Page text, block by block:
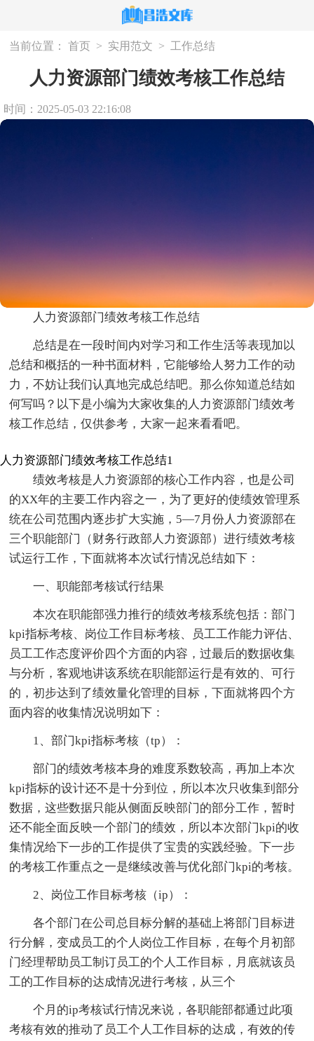
当前位置： 首页 > 实用范文 > 工作总结
人力资源部门绩效考核工作总结
时间：2025-05-03 22:16:08
人力资源部门绩效考核工作总结
总结是在一段时间内对学习和工作生活等表现加以
总结和概括的一种书面材料，它能够给人努力工作的动
力，不妨让我们认真地完成总结吧。那么你知道总结如
何写吗？以下是小编为大家收集的人力资源部门绩效考
核工作总结，仅供参考，大家一起来看看吧。
人力资源部门绩效考核工作总结1
绩效考核是人力资源部的核心工作内容，也是公司
的XX年的主要工作内容之一，为了更好的使绩效管理系
统在公司范围内逐步扩大实施，5—7月份人力资源部在
三个职能部门（财务行政部人力资源部）进行绩效考核
试运行工作，下面就将本次试行情况总结如下：
一、职能部考核试行结果
本次在职能部强力推行的绩效考核系统包括：部门
kpi指标考核、岗位工作目标考核、员工工作能力评估、
员工工作态度评价四个方面的内容，过最后的数据收集
与分析，客观地讲该系统在职能部运行是有效的、可行
的，初步达到了绩效量化管理的目标，下面就将四个方
面内容的收集情况说明如下：
1、部门kpi指标考核（tp）：
部门的绩效考核本身的难度系数较高，再加上本次
kpi指标的设计还不是十分到位，所以本次只收集到部分
数据，这些数据只能从侧面反映部门的部分工作，暂时
还不能全面反映一个部门的绩效，所以本次部门kpi的收
集情况给下一步的工作提供了宝贵的实践经验。下一步
的考核工作重点之一是继续改善与优化部门kpi的考核。
2、岗位工作目标考核（ip）：
各个部门在公司总目标分解的基础上将部门目标进
行分解，变成员工的个人岗位工作目标，在每个月初部
门经理帮助员工制订员工的个人工作目标，月底就该员
工的工作目标的达成情况进行考核，从三个
个月的ip考核试行情况来说，各职能部都通过此项
考核有效的推动了员工个人工作目标的达成，有效的传